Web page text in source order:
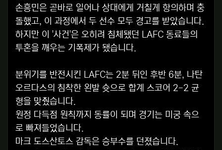
손흥민은 곧바로 일어나 상대에게 거칠게 항의하며 충
돌했고, 이 과정에서 두 선수 모두 경고를 받았습니다.
하지만 이 '사건'은 오히려 침체됐던 LAFC 동료들의
투혼을 깨우는 기폭제가 됐습니다.
분위기를 반전시킨 LAFC는 2분 뒤인 후반 6분, 나탄
오르다스의 침착한 왼발 슛으로 합계 스코어 2-2 균
형을 맞췄습니다.
원정 다득점 원칙까지 동률이 되며 경기는 미궁 속으
로 빠져들었습니다.
마크 도스산토스 감독은 승부수를 던졌습니다.